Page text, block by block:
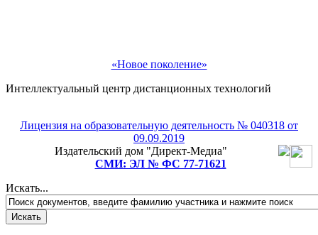
«Новое поколение»
Интеллектуальный центр дистанционных технологий
Лицензия на образовательную деятельность № 040318 от
09.09.2019
Издательский дом "Директ-Медиа"
СМИ: ЭЛ № ФС 77-71621
Искать...